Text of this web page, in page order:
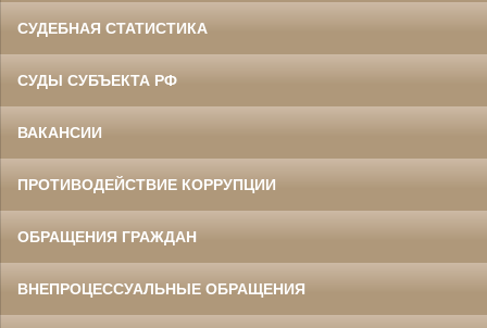
СУДЕБНАЯ СТАТИСТИКА
СУДЫ СУБЪЕКТА РФ
ВАКАНСИИ
ПРОТИВОДЕЙСТВИЕ КОРРУПЦИИ
ОБРАЩЕНИЯ ГРАЖДАН
ВНЕПРОЦЕССУАЛЬНЫЕ ОБРАЩЕНИЯ